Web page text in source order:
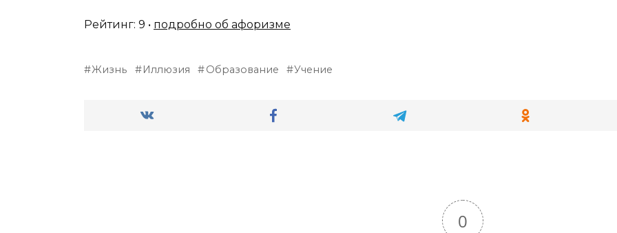
Рейтинг: 9 • подробно об афоризме
Жизнь Иллюзия Образование Учение
0